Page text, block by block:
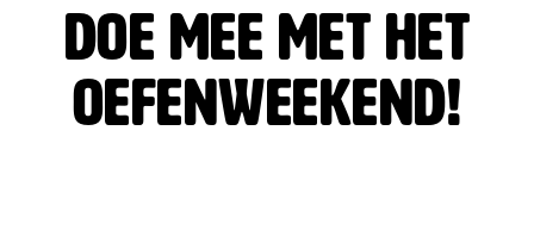
Doe mee met het
oefenweekend!